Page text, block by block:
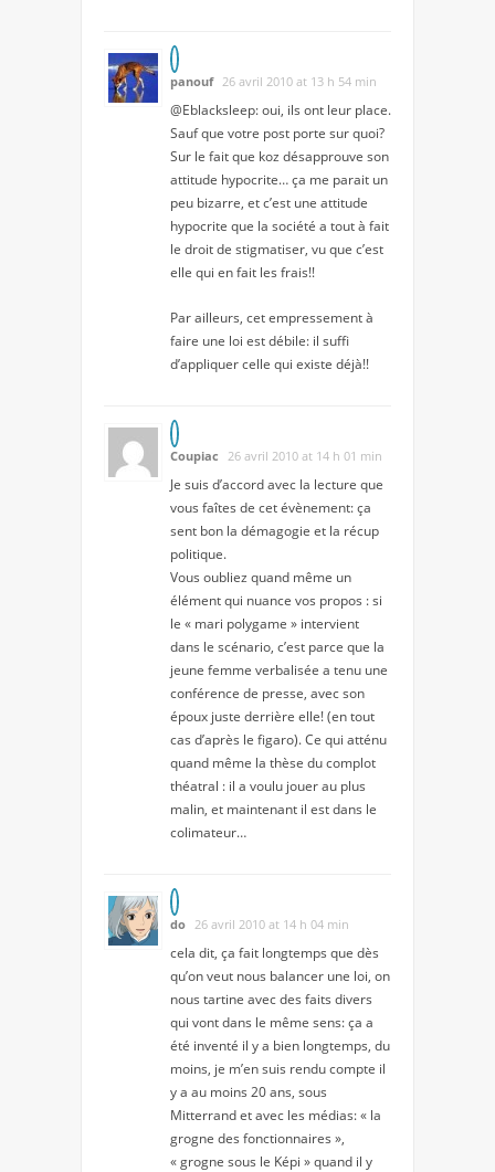
panouf 26 avril 2010 at 13 h 54 min
@Eblacksleep: oui, ils ont leur place.
Sauf que votre post porte sur quoi?
Sur le fait que koz désapprouve son
attitude hypocrite… ça me parait un
peu bizarre, et c’est une attitude
hypocrite que la société a tout à fait
le droit de stigmatiser, vu que c’est
elle qui en fait les frais!!
Par ailleurs, cet empressement à
faire une loi est débile: il suffi
d’appliquer celle qui existe déjà!!
Coupiac 26 avril 2010 at 14 h 01 min
Je suis d’accord avec la lecture que
vous faîtes de cet évènement: ça
sent bon la démagogie et la récup
politique.
Vous oubliez quand même un
élément qui nuance vos propos : si
le « mari polygame » intervient
dans le scénario, c’est parce que la
jeune femme verbalisée a tenu une
conférence de presse, avec son
époux juste derrière elle! (en tout
cas d’après le figaro). Ce qui atténu
quand même la thèse du complot
théatral : il a voulu jouer au plus
malin, et maintenant il est dans le
colimateur…
do 26 avril 2010 at 14 h 04 min
cela dit, ça fait longtemps que dès
qu’on veut nous balancer une loi, on
nous tartine avec des faits divers
qui vont dans le même sens: ça a
été inventé il y a bien longtemps, du
moins, je m’en suis rendu compte il
y a au moins 20 ans, sous
Mitterrand et avec les médias: « la
grogne des fonctionnaires »,
« grogne sous le Képi » quand il y